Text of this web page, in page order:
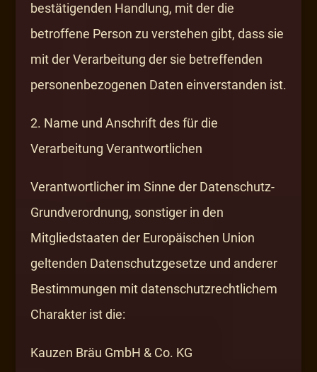
bestätigenden Handlung, mit der die
betroffene Person zu verstehen gibt, dass sie
mit der Verarbeitung der sie betreffenden
personenbezogenen Daten einverstanden ist.
2. Name und Anschrift des für die
Verarbeitung Verantwortlichen
Verantwortlicher im Sinne der Datenschutz-
Grundverordnung, sonstiger in den
Mitgliedstaaten der Europäischen Union
geltenden Datenschutzgesetze und anderer
Bestimmungen mit datenschutzrechtlichem
Charakter ist die:
Kauzen Bräu GmbH & Co. KG